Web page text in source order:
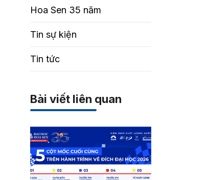
Hoa Sen 35 năm
Tin sự kiện
Tin tức
Bài viết liên quan